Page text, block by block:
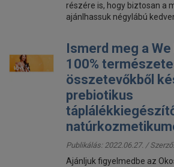
részére is, hogy biztosan a
ajánlhassuk négylábú
Ismerd meg a
100%
összetevőkből
prebiotikus
Publikálás: 2022.06.27. /
Ajánljuk figyelmedbe az